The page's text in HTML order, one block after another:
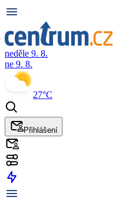
neděle 9. 8.
ne 9. 8.
27°C
Přihlášení